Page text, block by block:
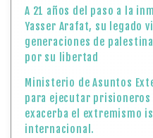
A 21 años del paso a la
Yasser Arafat, su legado
generaciones de
por su libertad
Ministerio de Asuntos
para ejecutar
exacerba el extremismo
internacional.